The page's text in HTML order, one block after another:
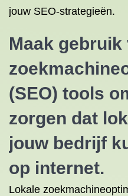
jouw SEO-strategieën.
Maak gebruik
(SEO) tools
zorgen dat
jouw bedrijf
op internet.
Lokale